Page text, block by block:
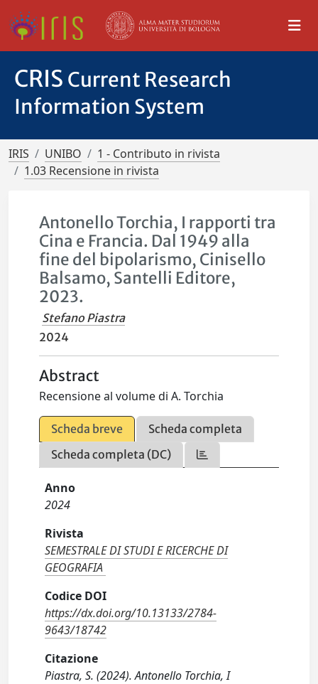
CRIS Current Research
Information System
IRIS UNIBO
1 - Contributo in rivista
1.03 Recensione in rivista
Antonello Torchia, I rapporti tra
Cina e Francia. Dal 1949 alla
fine del bipolarismo, Cinisello
Balsamo, Santelli Editore,
2023.
Stefano Piastra
2024
Abstract
Recensione al volume di A. Torchia
Scheda breve
Scheda completa
Scheda completa (DC)
Anno
2024
Rivista
SEMESTRALE DI STUDI E RICERCHE DI
GEOGRAFIA
Codice DOI
https://dx.doi.org/10.13133/2784-
9643/18742
Citazione
Piastra, S. (2024). Antonello Torchia, I